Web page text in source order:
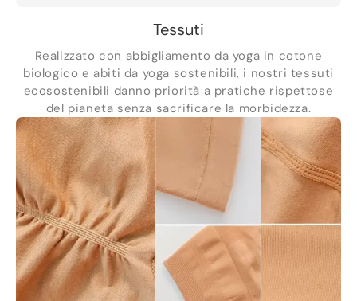
Tessuti
Realizzato con abbigliamento da yoga in cotone
biologico e abiti da yoga sostenibili, i nostri tessuti
ecosostenibili danno priorità a pratiche rispettose
del pianeta senza sacrificare la morbidezza.